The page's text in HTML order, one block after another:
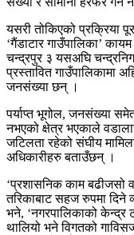
यसरी तोकिएको प्रक्रिया
‘गैंडाटार गाउँपालिका’
चन्द्रपुर ३ यसअघि
प्रस्तावित गाउँपालिकामा
जनसंख्या छन् ।
पर्याप्त भूगोल, जनसंख्या
नभएको क्षेत्र भएकाले
जटिलता रहेको संघीय
अधिकारीहरु बताउँछन् ।
‘प्रशासनिक काम बढीजसो
तरिकाबाट सहज रुपमा दिने
भने, ‘नगरपालिकाको केन्द्र
थालियो भने विगतको